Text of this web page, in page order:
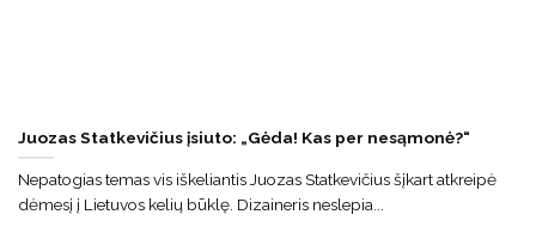
Juozas Statkevičius įsiuto: „Gėda! Kas per nesąmonė?“
Nepatogias temas vis iškeliantis Juozas Statkevičius šįkart atkreipė
dėmesį į Lietuvos kelių būklę. Dizaineris neslepia...